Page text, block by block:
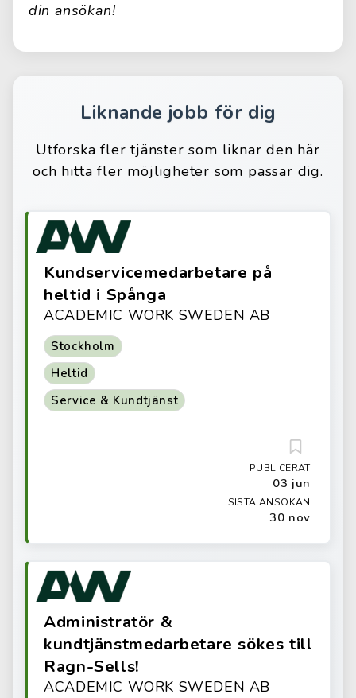
din ansökan!
Liknande jobb för dig
Utforska fler tjänster som liknar den här
och hitta fler möjligheter som passar dig.
Kundservicemedarbetare på
heltid i Spånga
ACADEMIC WORK SWEDEN AB
Stockholm
Heltid
Service & Kundtjänst
PUBLICERAT
03 jun
SISTA ANSÖKAN
30 nov
Administratör &
kundtjänstmedarbetare sökes till
Ragn-Sells!
ACADEMIC WORK SWEDEN AB